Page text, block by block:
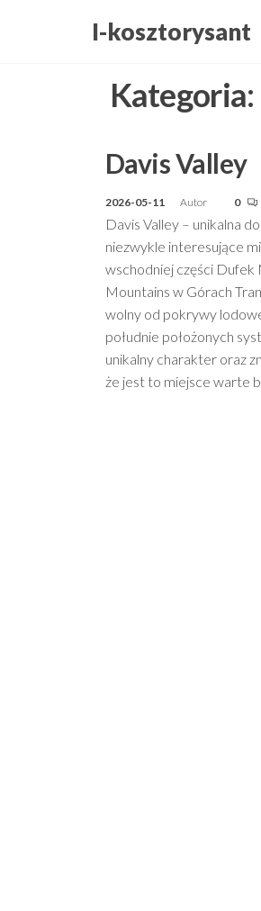
I-kosztorysant
Kategoria:
Davis Valley
2026-05-11 Autor 0
Davis Valley – unikalna
niezwykle interesujące
wschodniej części Dufek
Mountains w Górach
wolny od pokrywy
południe położonych
unikalny charakter oraz
że jest to miejsce warte